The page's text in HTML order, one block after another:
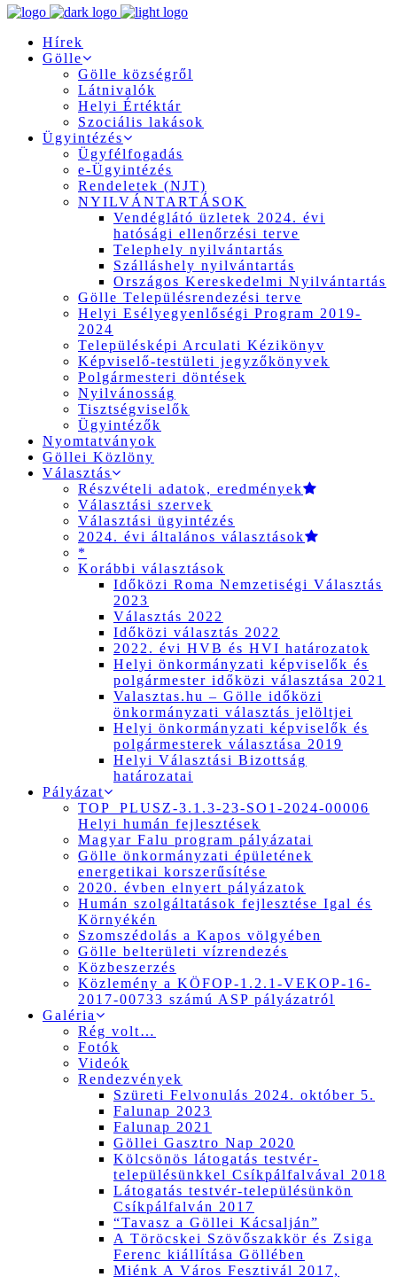
Hírek
Gölle
Gölle községről
Látnivalók
Helyi Értéktár
Szociális lakások
Ügyintézés
Ügyfélfogadás
e-Ügyintézés
Rendeletek (NJT)
NYILVÁNTARTÁSOK
Vendéglátó üzletek 2024. évi
hatósági ellenőrzési terve
Telephely nyilvántartás
Szálláshely nyilvántartás
Országos Kereskedelmi Nyilvántartás
Gölle Településrendezési terve
Helyi Esélyegyenlőségi Program 2019-
2024
Településképi Arculati Kézikönyv
Képviselő-testületi jegyzőkönyvek
Polgármesteri döntések
Nyilvánosság
Tisztségviselők
Ügyintézők
Nyomtatványok
Göllei Közlöny
Választás
Részvételi adatok, eredmények
Választási szervek
Választási ügyintézés
2024. évi általános választások
*
Korábbi választások
Időközi Roma Nemzetiségi Választás
2023
Választás 2022
Időközi választás 2022
2022. évi HVB és HVI határozatok
Helyi önkormányzati képviselők és
polgármester időközi választása 2021
Valasztas.hu – Gölle időközi
önkormányzati választás jelöltjei
Helyi önkormányzati képviselők és
polgármesterek választása 2019
Helyi Választási Bizottság
határozatai
Pályázat
TOP_PLUSZ-3.1.3-23-SO1-2024-00006
Helyi humán fejlesztések
Magyar Falu program pályázatai
Gölle önkormányzati épületének
energetikai korszerűsítése
2020. évben elnyert pályázatok
Humán szolgáltatások fejlesztése Igal és
Környékén
Szomszédolás a Kapos völgyében
Gölle belterületi vízrendezés
Közbeszerzés
Közlemény a KÖFOP-1.2.1-VEKOP-16-
2017-00733 számú ASP pályázatról
Galéria
Rég volt…
Fotók
Videók
Rendezvények
Szüreti Felvonulás 2024. október 5.
Falunap 2023
Falunap 2021
Göllei Gasztro Nap 2020
Kölcsönös látogatás testvér-
településünkkel Csíkpálfalvával 2018
Látogatás testvér-településünkön
Csíkpálfalván 2017
“Tavasz a Göllei Kácsalján”
A Töröcskei Szövőszakkör és Zsiga
Ferenc kiállítása Göllében
Miénk A Város Fesztivál 2017,